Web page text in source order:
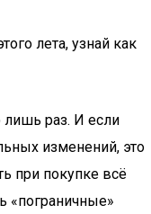
лета, узнай как
лишь раз. И если
изменений, это
при покупке всё
«пограничные»